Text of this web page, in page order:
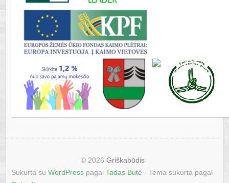
© 2026Griškabūdis
Sukurta su WordPresspagal Tadas Butė - Tema sukurta pagal